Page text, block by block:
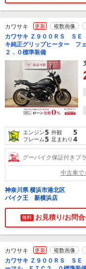
カワサキ 更新 複数画像
カワサキ Ｚ９００ＲＳ Ｓ
キ純正グリップヒーター フ
２．０標準装備
エンジン5 外観 5
フレーム5 足まわり 4
グーバイク保証付きプ
中古車で
神奈川県 横浜市港北区
バイク王 新横浜店
無料 お見積り/お問
カワサキ 更新 複数画像
カワサキ Ｚ９００ＲＳ Ｓ